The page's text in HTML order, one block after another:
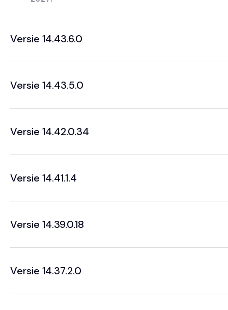
Versie 14.43.6.0
Versie 14.43.5.0
Versie 14.42.0.34
Versie 14.41.1.4
Versie 14.39.0.18
Versie 14.37.2.0